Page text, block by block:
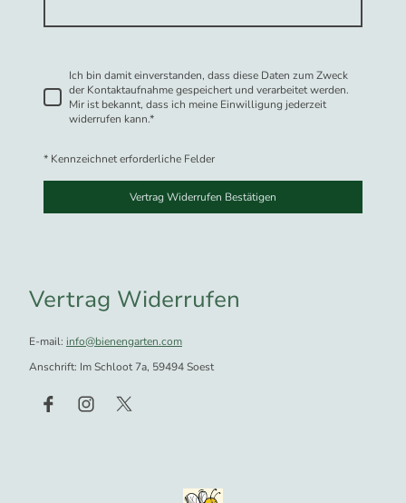
Ich bin damit einverstanden, dass diese Daten zum Zweck
der Kontaktaufnahme gespeichert und verarbeitet werden.
Mir ist bekannt, dass ich meine Einwilligung jederzeit
widerrufen kann.*
* Kennzeichnet erforderliche Felder
Vertrag Widerrufen Bestätigen
Vertrag Widerrufen
E-mail: info@bienengarten.com
Anschrift: Im Schloot 7a, 59494 Soest